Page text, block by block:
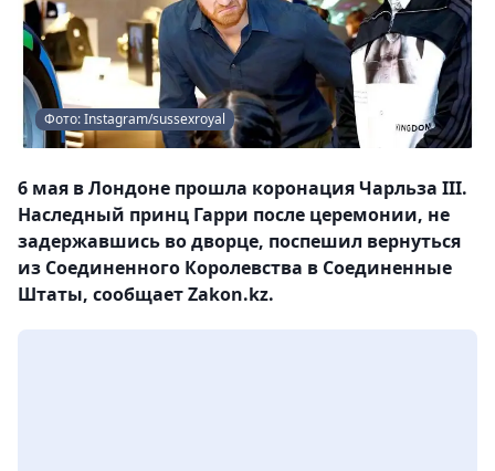
Фото: Instagram/sussexroyal
6 мая в Лондоне прошла коронация Чарльза III.
Наследный принц Гарри после церемонии, не
задержавшись во дворце, поспешил вернуться
из Соединенного Королевства в Соединенные
Штаты, сообщает Zakon.kz.